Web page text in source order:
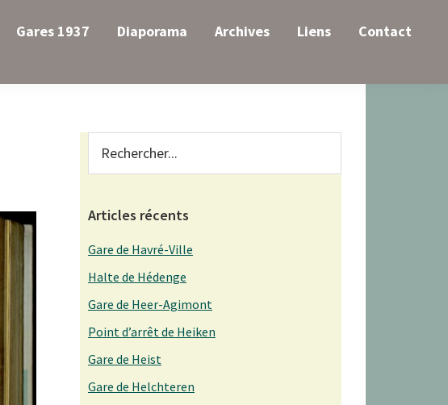
Gares 1937 Diaporama Archives Liens Contact
Primary
Sidebar
Articles récents
Gare de Havré-Ville
Halte de Hédenge
Gare de Heer-Agimont
Point d’arrêt de Heiken
Gare de Heist
Gare de Helchteren